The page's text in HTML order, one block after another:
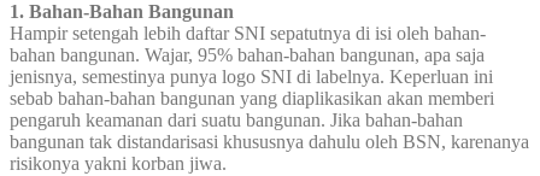
1. Bahan-Bahan Bangunan
Hampir setengah lebih daftar SNI sepatutnya di isi oleh bahan-
bahan bangunan. Wajar, 95% bahan-bahan bangunan, apa saja
jenisnya, semestinya punya logo SNI di labelnya. Keperluan ini
sebab bahan-bahan bangunan yang diaplikasikan akan memberi
pengaruh keamanan dari suatu bangunan. Jika bahan-bahan
bangunan tak distandarisasi khususnya dahulu oleh BSN, karenanya
risikonya yakni korban jiwa.